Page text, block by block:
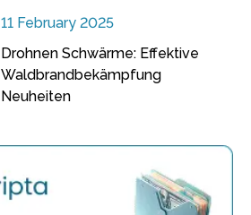
11 February 2025
Drohnen Schwärme: Effektive
Waldbrandbekämpfung
Neuheiten